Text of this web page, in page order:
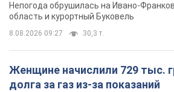
Непогода обрушилась на Ивано-
область и курортный Буковель
8.08.2026 09:27 30,3 т.
Женщине начислили 729 тыс.
долга за газ из-за показаний